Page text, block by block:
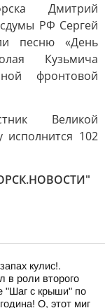
Дмитрий
РФ Сергей
песню «День
Кузьмича
фронтовой
Великой
102
кулис!.
в роли второго
"Шаг с крыши" по
О, этот миг